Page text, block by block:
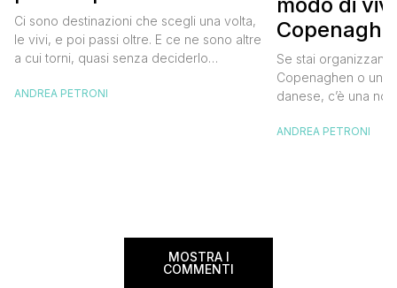
diventata una
destinazione del cuore
Ci sono destinazioni che scegli una volta,
le vivi, e poi passi oltre. E ce ne sono altre
a cui torni, quasi senza deciderlo
richiamarti indietro più che il contrario. Per
ANDREA PETRONI
meglio e
meno
Se stai
Copenaghen o un
danese, c’è una
CopenPay ed è
ANDREA PETRONI
MOSTRA I
COMMENTI